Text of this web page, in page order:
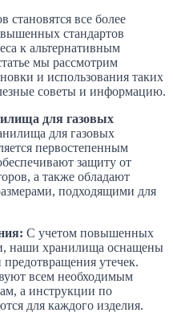
становятся все более
стандартов
к альтернативным
мы рассмотрим
и использования таких
советы и информацию.
для газовых
для газовых
первостепенным
защиту от
а также обладают
подходящими для
С учетом повышенных
наши хранилища оснащены
утечек.
всем необходимым
а инструкции по
для каждого изделия.